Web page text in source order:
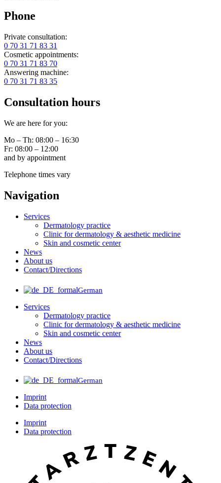
Phone
Private consultation:
0 70 31 71 83 31
Cosmetic appointments:
0 70 31 71 83 70
Answering machine:
0 70 31 71 83 35
Consultation hours
We are here for you:
Mo – Th: 08:00 – 16:30
Fr: 08:00 – 12:00
and by appointment
Telephone times vary
Navigation
Services
Dermatology practice
Clinic for dermatology & aesthetic medicine
Skin and cosmetic center
News
About us
Contact/Directions
German
Services
Dermatology practice
Clinic for dermatology & aesthetic medicine
Skin and cosmetic center
News
About us
Contact/Directions
German
Imprint
Data protection
Imprint
Data protection